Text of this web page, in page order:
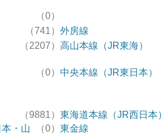
（0）
（741） 外房線
（2207） 高山本線（JR東海）
（0） 中央本線（JR東日本）
（9881） 東海道本線（JR西日本）
・山
（0） 東金線